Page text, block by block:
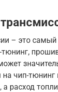
– это
чип-
расход